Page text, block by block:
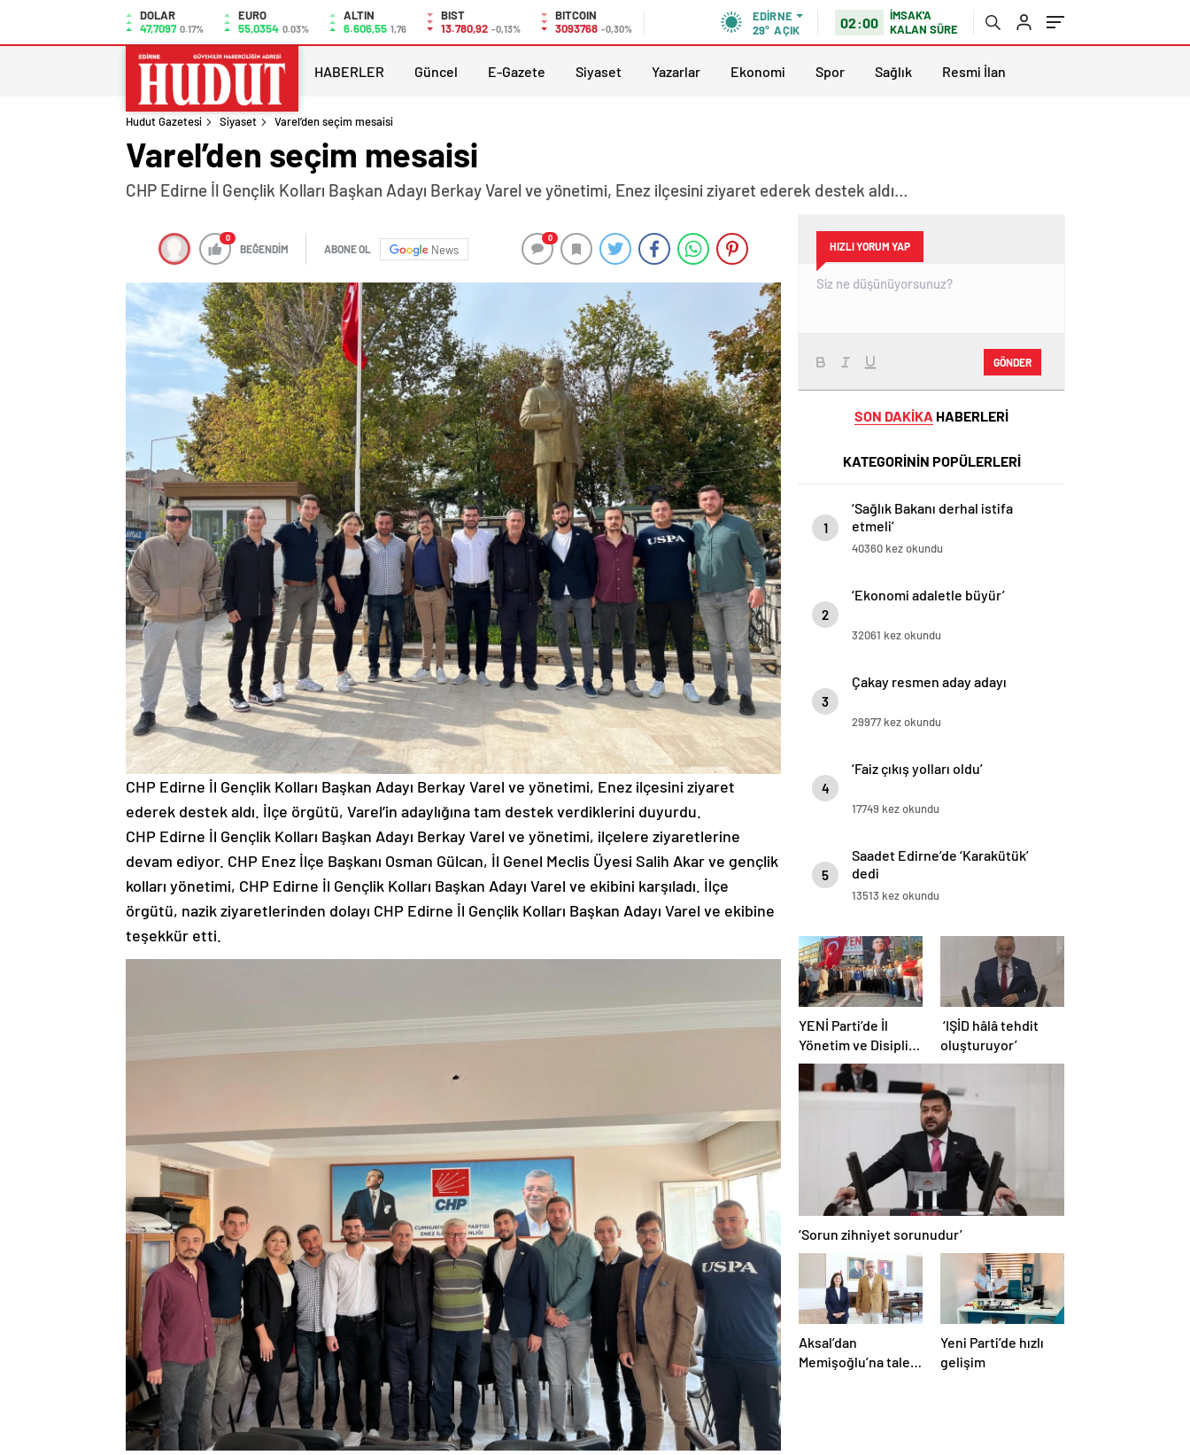
DOLAR
47,7097 0.17%
EURO
55,0354 0.03%
ALTIN
6.606,55 1,76
BIST
13.780,92 -0,13%
BITCOIN
3093768 -0,30%
EDIRNE
29° AÇIK 02:00
İMSAK'A
KALAN SÜRE
HABERLER Güncel E-Gazete Siyaset Yazarlar Ekonomi Spor Sağlık Resmi İlan
Hudut Gazetesi Siyaset Varel’den seçim mesaisi
Varel’den seçim mesaisi
CHP Edirne İl Gençlik Kolları Başkan Adayı Berkay Varel ve yönetimi, Enez ilçesini ziyaret ederek destek aldı…
0
BEĞENDİM ABONE OL News
0
CHP Edirne İl Gençlik Kolları Başkan Adayı Berkay Varel ve yönetimi, Enez ilçesini ziyaret
ederek destek aldı. İlçe örgütü, Varel’in adaylığına tam destek verdiklerini duyurdu.
CHP Edirne İl Gençlik Kolları Başkan Adayı Berkay Varel ve yönetimi, ilçelere ziyaretlerine
devam ediyor. CHP Enez İlçe Başkanı Osman Gülcan, İl Genel Meclis Üyesi Salih Akar ve gençlik
kolları yönetimi, CHP Edirne İl Gençlik Kolları Başkan Adayı Varel ve ekibini karşıladı. İlçe
örgütü, nazik ziyaretlerinden dolayı CHP Edirne İl Gençlik Kolları Başkan Adayı Varel ve ekibine
teşekkür etti.
HIZLI YORUM YAP
GÖNDER
SON DAKİKA HABERLERİ
KATEGORİNİN POPÜLERLERİ
1
‘Sağlık Bakanı derhal istifa
etmeli’
40360 kez okundu
2
‘Ekonomi adaletle büyür’
32061 kez okundu
3
Çakay resmen aday adayı
29977 kez okundu
4
‘Faiz çıkış yolları oldu’
17749 kez okundu
5
Saadet Edirne’de ‘Karakütük’
dedi
13513 kez okundu
YENİ Parti’de İl
Yönetim ve Disiplin
Kurulu tamam
‘IŞİD hâlâ tehdit
oluşturuyor’
‘Sorun zihniyet sorunudur’
Aksal’dan
Memişoğlu’na talep
Yeni Parti’de hızlı
gelişim